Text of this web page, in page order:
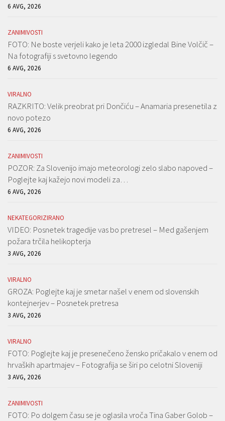
6 AVG, 2026
ZANIMIVOSTI
FOTO: Ne boste verjeli kako je leta 2000 izgledal Bine Volčič –
Na fotografiji s svetovno legendo
6 AVG, 2026
VIRALNO
RAZKRITO: Velik preobrat pri Dončiću – Anamaria presenetila z
novo potezo
6 AVG, 2026
ZANIMIVOSTI
POZOR: Za Slovenijo imajo meteorologi zelo slabo napoved –
Poglejte kaj kažejo novi modeli za…
6 AVG, 2026
NEKATEGORIZIRANO
VIDEO: Posnetek tragedije vas bo pretresel – Med gašenjem
požara trčila helikopterja
3 AVG, 2026
VIRALNO
GROZA: Poglejte kaj je smetar našel v enem od slovenskih
kontejnerjev – Posnetek pretresa
3 AVG, 2026
VIRALNO
FOTO: Poglejte kaj je presenečeno žensko pričakalo v enem od
hrvaških apartmajev – Fotografija se širi po celotni Sloveniji
3 AVG, 2026
ZANIMIVOSTI
FOTO: Po dolgem času se je oglasila vroča Tina Gaber Golob –